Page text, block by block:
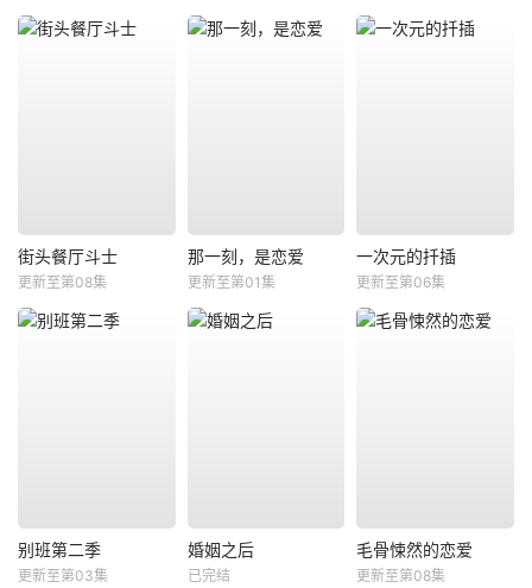
街头餐厅斗士
更新至第08集
那一刻，是恋爱
更新至第01集
一次元的扦插
更新至第06集
别班第二季
更新至第03集
婚姻之后
已完结
毛骨悚然的恋爱
更新至第08集